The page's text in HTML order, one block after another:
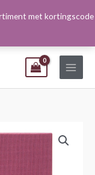
met kortingscode